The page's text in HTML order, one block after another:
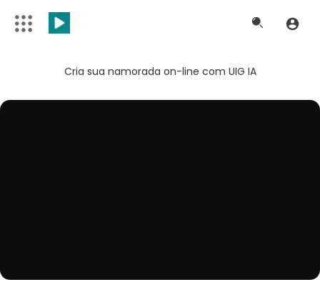
Cria sua namorada on-line com UIG IA